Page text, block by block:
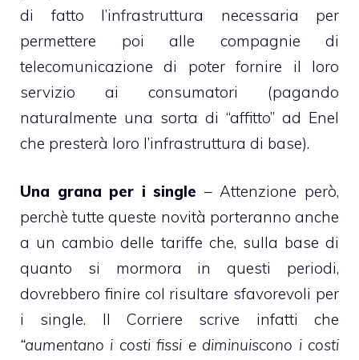
di fatto l’infrastruttura necessaria per
permettere poi alle compagnie di
telecomunicazione di poter fornire il loro
servizio ai consumatori (pagando
naturalmente una sorta di “affitto” ad Enel
che presterà loro l’infrastruttura di base).
Una grana per i single – Attenzione però,
perchè tutte queste novità porteranno anche
a un cambio delle tariffe che, sulla base di
quanto si mormora in questi periodi,
dovrebbero finire col risultare sfavorevoli per
i single. Il Corriere scrive infatti che
“aumentano i costi fissi e diminuiscono i costi